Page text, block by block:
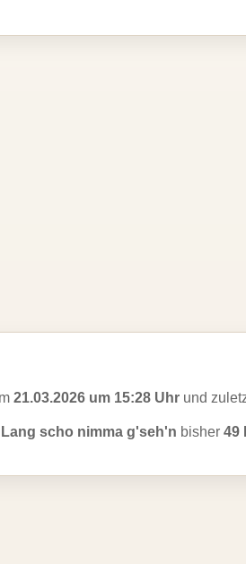
21.03.2026 um 15:28 Uhr und
Lang scho nimma g'seh'n bisher 49